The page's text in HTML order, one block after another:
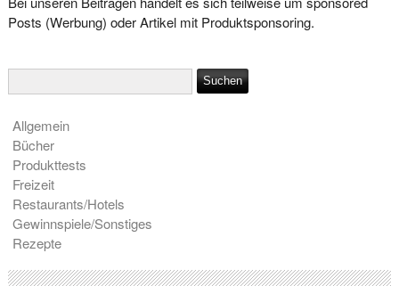
Posts (Werbung) oder Artikel mit Produktsponsoring.
Allgemein
Bücher
Produkttests
Freizeit
Restaurants/Hotels
Gewinnspiele/Sonstiges
Rezepte